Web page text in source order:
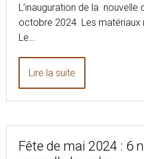
L’inauguration de la
octobre 2024. Les matériaux
Le…
Lire la suite
Fête de mai 2024 : 6